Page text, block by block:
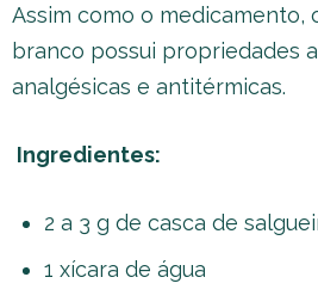
Assim como o medicamento,
branco possui propriedades
analgésicas e antitérmicas.
Ingredientes:
2 a 3 g de casca de
1 xícara de água